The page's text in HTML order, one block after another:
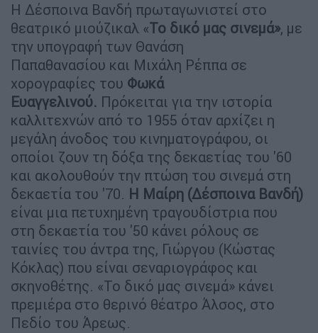
Η Δέσποινα Βανδή πρωταγωνιστεί στο
θεατρικό μιούζικαλ «Το δικό μας σινεμά», με
την υπογραφή των Θανάση
Παπαθανασίου και Μιχάλη Ρέππα σε
χορογραφίες του Φωκά
Ευαγγελινού. Πρόκειται για την ιστορία
καλλιτεχνών από το 1955 όταν αρχίζει η
μεγάλη άνοδος του κινηματογράφου, οι
οποίοι ζουν τη δόξα της δεκαετίας του '60
και ακολουθούν την πτώση του σινεμά στη
δεκαετία του '70. Η Μαίρη (Δέσποινα Βανδή)
είναι μια πετυχημένη τραγουδίστρια που
στη δεκαετία του '50 κάνει ρόλους σε
ταινίες του άντρα της, Γιώργου (Κώστας
Κόκλας) που είναι σεναριογράφος και
σκηνοθέτης. «Το δικό μας σινεμά» κάνει
πρεμιέρα στο θερινό θέατρο Άλσος, στο
Πεδίο του Άρεως.